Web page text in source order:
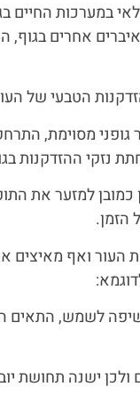
במערכות
אחרים
הטבעי של
מסוימת,
נזקי ההזדקנות
למזער את
הזמן.
העור ואף
לשמש, התאים
ישנה תחושת